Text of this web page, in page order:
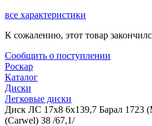
все характеристики
К сожалению, этот товар
Сообщить о поступлении
Роскар
Каталог
Диски
Легковые диски
Диск ЛС 17x8 6x139,7 Барал 1723
(Carwel) 38 /67,1/